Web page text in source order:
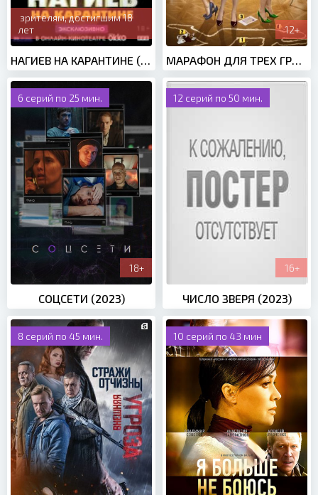
зрителям, достигшим 18
лет
12+
6 серий по 25 мин.
18+
СОЦСЕТИ (2023)
12 серий по 50 мин.
16+
ЧИСЛО ЗВЕРЯ (2023)
8 серий по 45 мин. 10 серий по 43 мин